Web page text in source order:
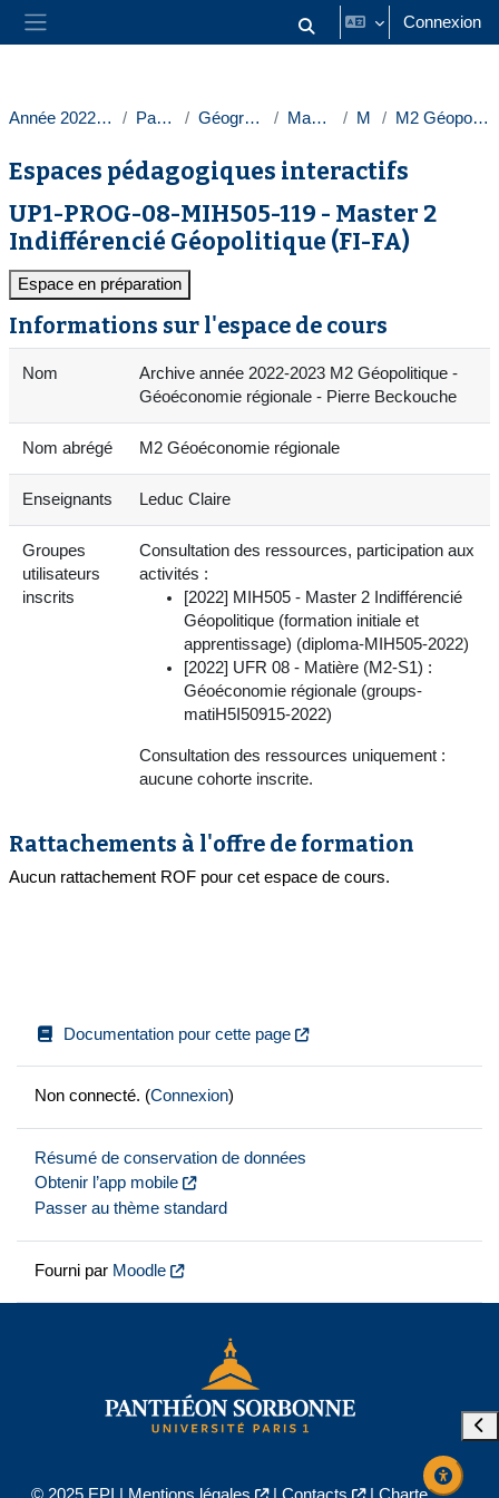
Passer au contenu principal
Panneau latéral Activer/désactiver la saisie
Connexion
Année 2022-2023 Paris 1 Géographie Masters M2 M2 Géopolitique
Espaces pédagogiques interactifs
UP1-PROG-08-MIH505-119 - Master 2
Indifférencié Géopolitique (FI-FA)
Espace en préparation
Informations sur l'espace de cours
Nom
Archive année 2022-2023 M2 Géopolitique -
Géoéconomie régionale - Pierre Beckouche
Nom abrégé M2 Géoéconomie régionale
Enseignants Leduc Claire
Groupes
utilisateurs
inscrits
Consultation des ressources, participation aux
activités :
[2022] MIH505 - Master 2 Indifférencié
Géopolitique (formation initiale et
apprentissage) (diploma-MIH505-2022)
[2022] UFR 08 - Matière (M2-S1) :
Géoéconomie régionale (groups-
matiH5I50915-2022)
Consultation des ressources uniquement :
aucune cohorte inscrite.
Rattachements à l'offre de formation
Aucun rattachement ROF pour cet espace de cours.
Documentation pour cette page
Non connecté. (Connexion)
Résumé de conservation de données
Obtenir l’app mobile
Passer au thème standard
Fourni par Moodle